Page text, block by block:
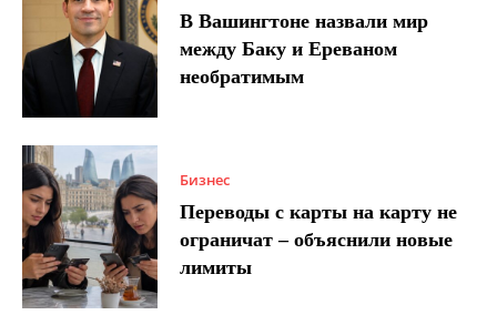
В Вашингтоне назвали мир
между Баку и Ереваном
необратимым
Бизнес
Переводы с карты на карту не
ограничат – объяснили новые
лимиты